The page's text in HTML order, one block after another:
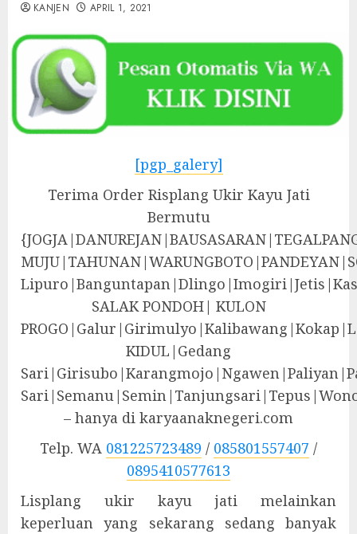
KANJEN APRIL 1, 2021
[pgp_galery]
Terima Order Risplang Ukir Kayu Jati
Bermutu
SALAK PONDOH| KULON
KIDUL|Gedang
– hanya di karyaanaknegeri.com
Telp. WA 081225723489 / 085801557407 /
0895410577613
Lisplang ukir kayu jati melainkan
keperluan yang sekarang sedang banyak